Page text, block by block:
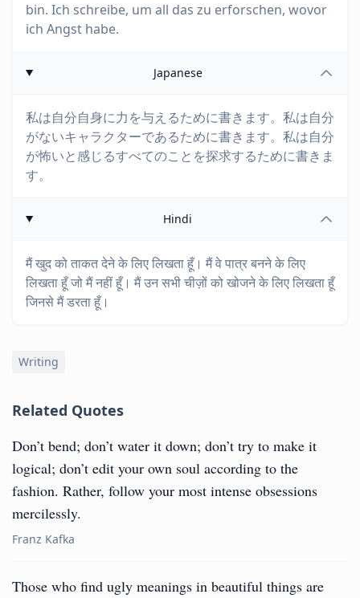
bin. Ich schreibe, um all das zu erforschen, wovor
ich Angst habe.
Japanese
私は自分自身に力を与えるために書きます。私は自分
がないキャラクターであるために書きます。私は自分
が怖いと感じるすべてのことを探求するために書きま
す。
Hindi
मैं खुद को ताकत देने के लिए लिखता हूँ। मैं वे पात्र बनने के लिए
लिखता हूँ जो मैं नहीं हूँ। मैं उन सभी चीज़ों को खोजने के लिए लिखता हूँ
जिनसे मैं डरता हूँ।
Writing
Related Quotes
Don’t bend; don’t water it down; don’t try to make it
logical; don’t edit your own soul according to the
fashion. Rather, follow your most intense obsessions
mercilessly.
Franz Kafka
Those who find ugly meanings in beautiful things are